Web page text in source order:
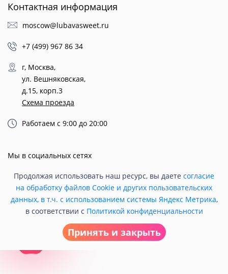
Контактная информация
moscow@lubavasweet.ru
+7 (499) 967 86 34
г, Москва,
ул. Вешняковская,
д.15, корп.3
Схема проезда
Работаем с 9:00 до 20:00
Мы в социальных сетях
© 2021 Кондитерская «Любава».
Продолжая использовать наш ресурс, вы даете согласие
на обработку файлов Cookie и других пользовательских
данных, в т.ч. с использованием системы Яндекс Метрика,
в соответствии с Политикой конфиденциальности
Принять и закрыть